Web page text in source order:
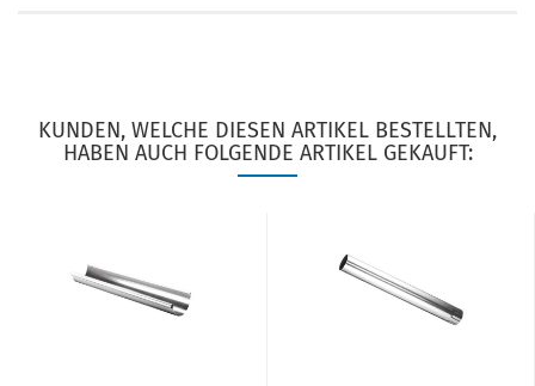
KUNDEN, WELCHE DIESEN ARTIKEL BESTELLTEN,
HABEN AUCH FOLGENDE ARTIKEL GEKAUFT: